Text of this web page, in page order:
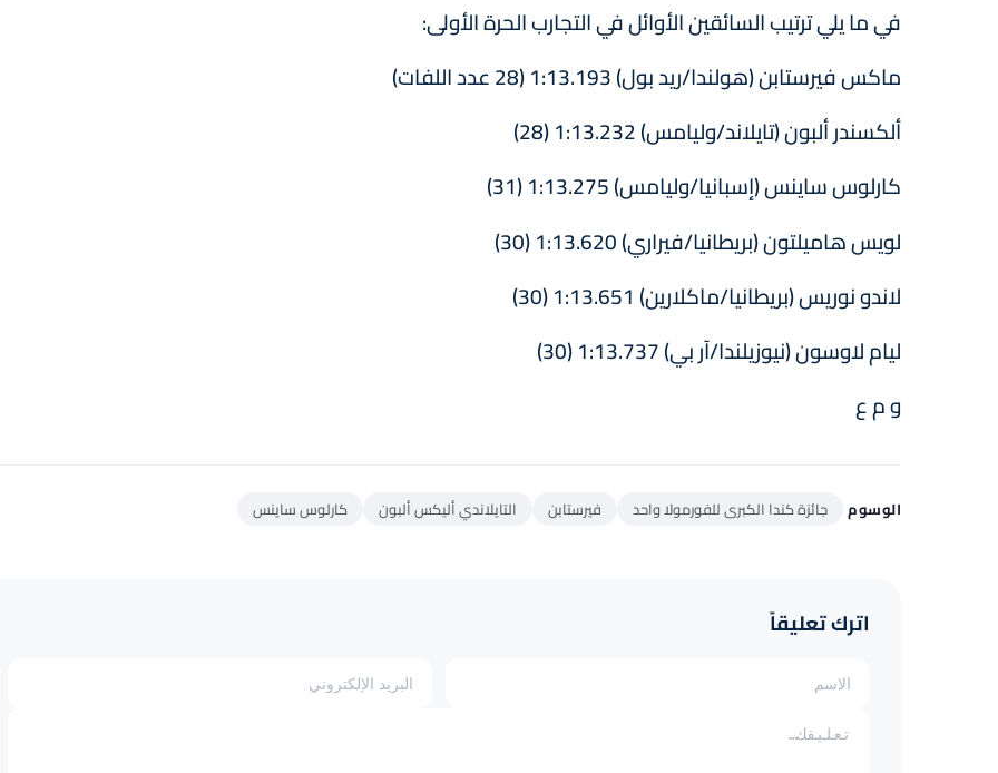
في ما يلي ترتيب السائقين الأوائل في التجارب الحرة الأولى:
ماكس فيرستابن (هولندا/ريد بول) 1:13.193 (28 عدد اللفات)
ألكسندر ألبون (تايلاند/وليامس) 1:13.232 (28)
كارلوس ساينس (إسبانيا/وليامس) 1:13.275 (31)
لويس هاميلتون (بريطانيا/فيراري) 1:13.620 (30)
لاندو نوريس (بريطانيا/ماكلارين) 1:13.651 (30)
ليام لاوسون (نيوزيلندا/آر بي) 1:13.737 (30)
و م ع
الوسوم جائزة كندا الكبرى للفورمولا واحد فيرستابن التايلاندي أليكس ألبون كارلوس ساينس
اترك تعليقاً